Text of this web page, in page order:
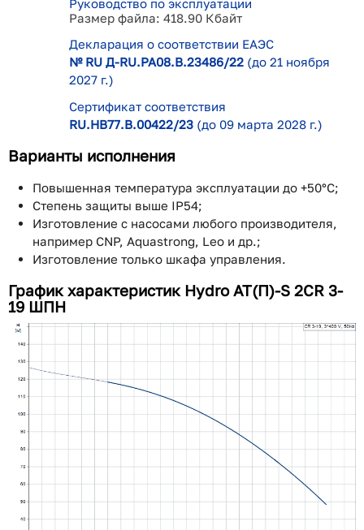
Руководство по эксплуатации
Размер файла: 418.90 Кбайт
Декларация о соответствии ЕАЭС
№ RU Д-RU.РА08.В.23486/22 (до 21 ноября
2027 г.)
Сертификат соответствия
RU.НВ77.В.00422/23 (до 09 марта 2028 г.)
Варианты исполнения
Повышенная температура эксплуатации до +50°С;
Степень защиты выше IP54;
Изготовление с насосами любого производителя,
например CNP, Aquastrong, Leo и др.;
Изготовление только шкафа управления.
График характеристик Hydro AT(П)-S 2CR 3-
19 ШПН